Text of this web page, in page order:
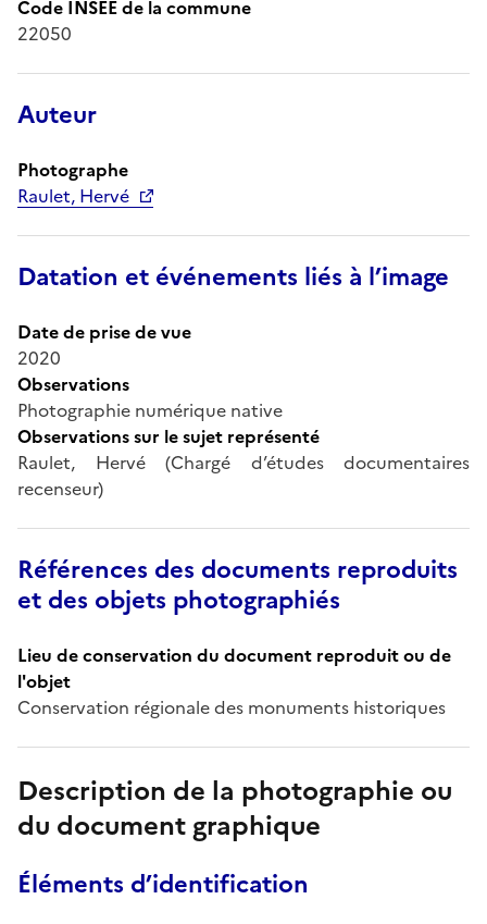
Code INSEE de la commune
22050
Auteur
Photographe
Raulet, Hervé
Datation et événements liés à l’image
Date de prise de vue
2020
Observations
Photographie numérique native
Observations sur le sujet représenté
Raulet, Hervé (Chargé d’études documentaires
recenseur)
Références des documents reproduits
et des objets photographiés
Lieu de conservation du document reproduit ou de
l'objet
Conservation régionale des monuments historiques
Description de la photographie ou
du document graphique
Éléments d’identification